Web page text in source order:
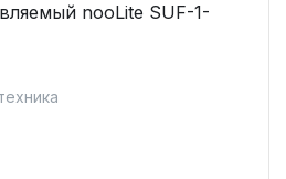
nooLite SUF-1-